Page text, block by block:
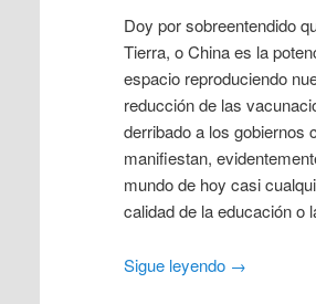
Doy por sobreentendido
Tierra, o China es la
espacio reproduciendo
reducción de las
derribado a los
manifiestan,
mundo de hoy casi
calidad de la educación o
Sigue leyendo →